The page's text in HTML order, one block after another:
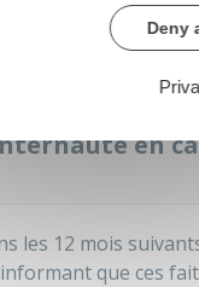
avec accusé
œuvres concernées.
en
les 12 mois
que ces
Deny